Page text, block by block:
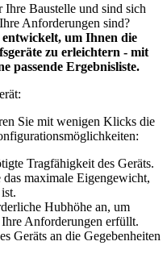
Baustelle und sind sich
Anforderungen sind?
um Ihnen die
zu erleichtern - mit
passende Ergebnisliste.
Sie mit wenigen Klicks die
Tragfähigkeit des Geräts.
das maximale Eigengewicht,
Hubhöhe an, um
Ihre Anforderungen erfüllt.
Geräts an die Gegebenheiten